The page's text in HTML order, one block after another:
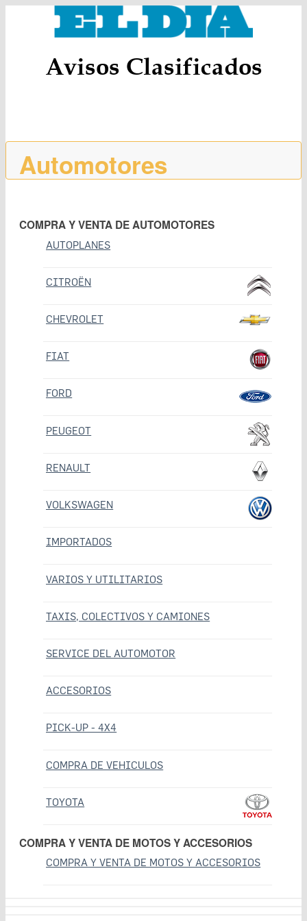
Avisos Clasificados
Automotores
COMPRA Y VENTA DE AUTOMOTORES
AUTOPLANES
CITROËN
CHEVROLET
FIAT
FORD
PEUGEOT
RENAULT
VOLKSWAGEN
IMPORTADOS
VARIOS Y UTILITARIOS
TAXIS, COLECTIVOS Y CAMIONES
SERVICE DEL AUTOMOTOR
ACCESORIOS
PICK-UP - 4X4
COMPRA DE VEHICULOS
TOYOTA
COMPRA Y VENTA DE MOTOS Y ACCESORIOS
COMPRA Y VENTA DE MOTOS Y ACCESORIOS